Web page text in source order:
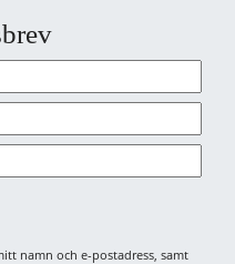
namn och e-postadress, samt